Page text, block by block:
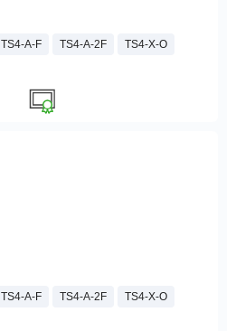
TS4-A-F TS4-A-2F TS4-X-O
TS4-A-F TS4-A-2F TS4-X-O